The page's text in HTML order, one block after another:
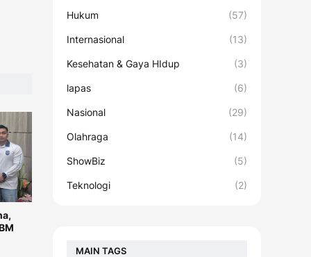
Hukum (57)
Internasional (13)
Kesehatan & Gaya HIdup (3)
lapas (6)
Nasional (29)
Olahraga (14)
ShowBiz (5)
Teknologi (2)
MAIN TAGS